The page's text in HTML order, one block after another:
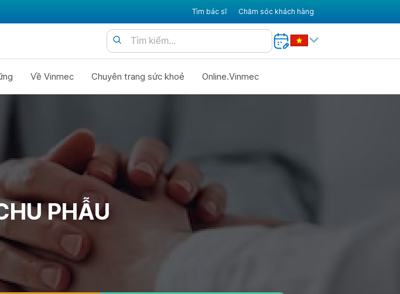
Tìm bác sĩ Chăm sóc khách hàng
Về Vinmec Chuyên trang sức khoẻ Online.Vinmec
PHẪU